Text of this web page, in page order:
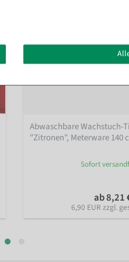
Abwaschbare Wachstuch-
"Zitronen", Meterware 140
Sofort
ab 8,21
6,90 EUR zzgl.